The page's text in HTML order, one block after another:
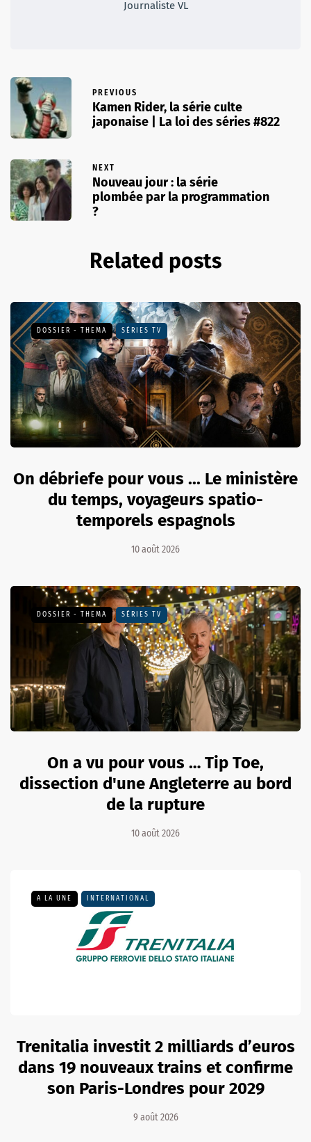
Journaliste VL
PREVIOUS
Kamen Rider, la série culte
japonaise | La loi des séries #822
NEXT
Nouveau jour : la série
plombée par la programmation
?
Related posts
DOSSIER - THEMA SÉRIES TV
On débriefe pour vous ... Le ministère
du temps, voyageurs spatio-
temporels espagnols
10 août 2026
DOSSIER - THEMA SÉRIES TV
On a vu pour vous … Tip Toe,
dissection d'une Angleterre au bord
de la rupture
10 août 2026
A LA UNE INTERNATIONAL
Trenitalia investit 2 milliards d’euros
dans 19 nouveaux trains et confirme
son Paris-Londres pour 2029
9 août 2026